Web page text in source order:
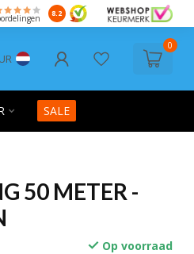
8.2
0
SALE
50 METER -
Op voorraad